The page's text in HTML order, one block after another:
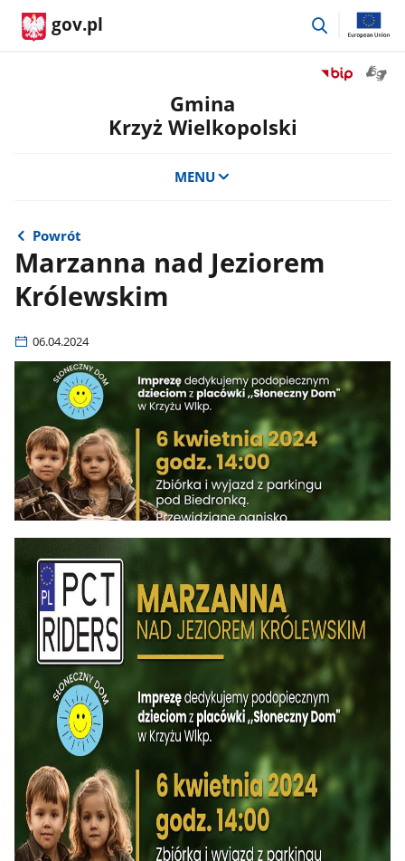
gov.pl
przejdź
Przejdź
Gmina
Krzyż Wielkopolski
MENU
Powrót
Marzanna nad Jeziorem
Królewskim
06.04.2024